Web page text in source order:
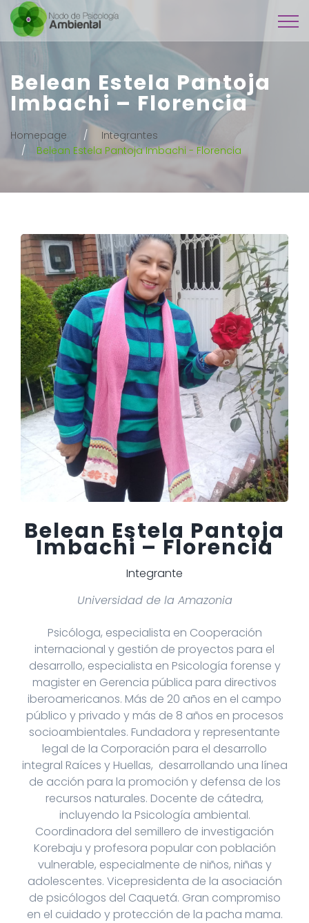
Belean Estela Pantoja
Imbachi – Florencia
Homepage
Integrantes
Belean Estela Pantoja Imbachi - Florencia
Belean Estela Pantoja
Imbachi – Florencia
Integrante
Universidad de la Amazonia
Psicóloga, especialista en Cooperación
internacional y gestión de proyectos para el
desarrollo, especialista en Psicología forense y
magister en Gerencia pública para directivos
iberoamericanos. Más de 20 años en el campo
público y privado y más de 8 años en procesos
socioambientales. Fundadora y representante
legal de la Corporación para el desarrollo
integral Raíces y Huellas, desarrollando una línea
de acción para la promoción y defensa de los
recursos naturales. Docente de cátedra,
incluyendo la Psicología ambiental.
Coordinadora del semillero de investigación
Korebaju y profesora popular con población
vulnerable, especialmente de niños, niñas y
adolescentes. Vicepresidenta de la asociación
de psicólogos del Caquetá. Gran compromiso
en el cuidado y protección de la pacha mama.